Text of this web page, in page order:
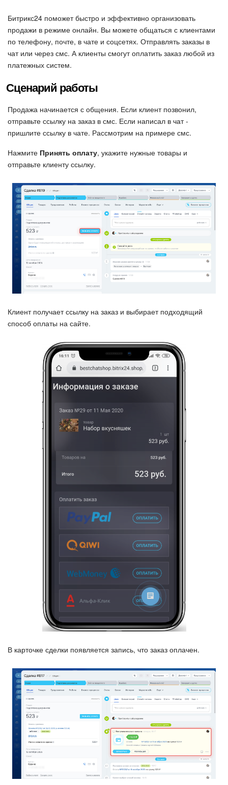
Тарифы и оплата
С чего начать
Лента Новостей
Задачи
Мессенджер
Календарь
Диск
База знаний
Интернет-магазин
Складской учет
Почта
CRM
Онлайн-запись
Подпись
Маркетинг
Центр продаж
Аналитика
BI Конструктор
Автоматизация
Интеграция 1С и Битрикс24
Сотрудники
Бизнес-процессы
Контакт-центр
Настройки
Виджет сотрудника
Битрикс24 поможет быстро и эффективно организовать
продажи в режиме онлайн. Вы можете общаться с клиентами
по телефону, почте, в чате и соцсетях. Отправлять заказы в
чат или через смс. А клиенты смогут оплатить заказ любой из
платежных систем.
Сценарий работы
Продажа начинается с общения. Если клиент позвонил,
отправьте ссылку на заказ в смс. Если написал в чат -
пришлите ссылку в чате. Рассмотрим на примере смс.
Нажмите Принять оплату, укажите нужные товары и
отправьте клиенту ссылку.
Клиент получает ссылку на заказ и выбирает подходящий
способ оплаты на сайте.
В карточке сделки появляется запись, что заказ оплачен.